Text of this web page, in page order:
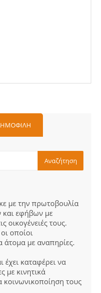
με την πρωτοβουλία
εφήβων με
οικογένειές τους.
οποίοι
άτομα με αναπηρίες.
έχει καταφέρει να
με κινητικά
τους